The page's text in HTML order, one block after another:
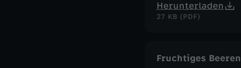
Herunterladen
27 KB (PDF)
Fruchtiges